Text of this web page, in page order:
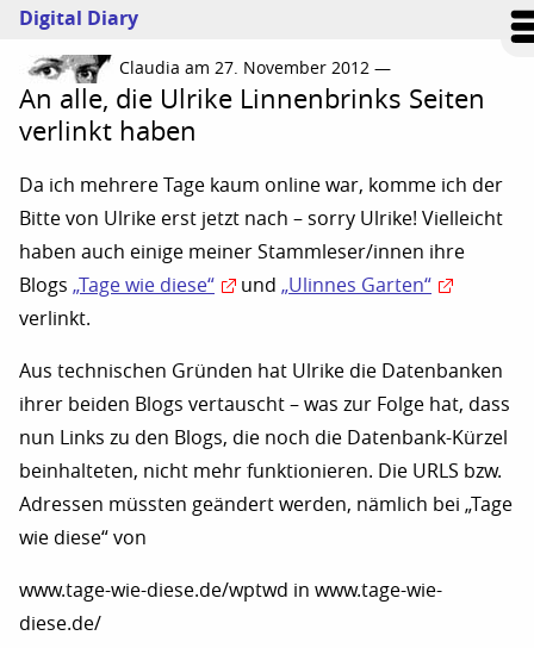
Digital Diary
Claudia am 27. November 2012 —
An alle, die Ulrike Linnenbrinks Seiten
verlinkt haben
Da ich mehrere Tage kaum online war, komme ich der
Bitte von Ulrike erst jetzt nach – sorry Ulrike! Vielleicht
haben auch einige meiner Stammleser/innen ihre
Blogs „Tage wie diese“ und „Ulinnes Garten“
verlinkt.
Aus technischen Gründen hat Ulrike die Datenbanken
ihrer beiden Blogs vertauscht – was zur Folge hat, dass
nun Links zu den Blogs, die noch die Datenbank-Kürzel
beinhalteten, nicht mehr funktionieren. Die URLS bzw.
Adressen müssten geändert werden, nämlich bei „Tage
wie diese“ von
www.tage-wie-diese.de/wptwd in www.tage-wie-
diese.de/